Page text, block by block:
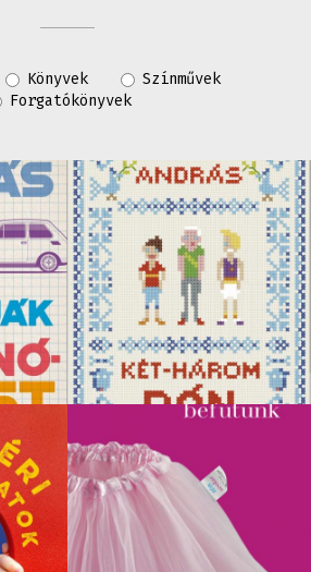
Könyvek
Színművek
Forgatókönyvek